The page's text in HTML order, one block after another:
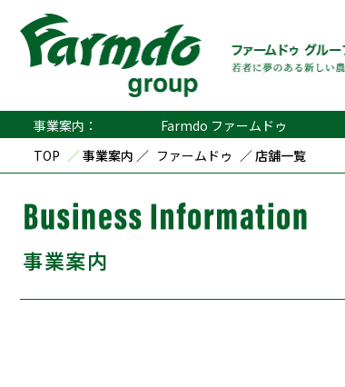
事業案内： Farmdo ファームドゥ
TOP ／事業案内 ／ ファームドゥ ／ 店舗一覧
事業案内